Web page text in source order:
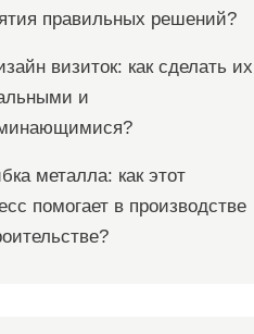
правильных решений?
визиток: как сделать их
и
металла: как этот
помогает в производстве